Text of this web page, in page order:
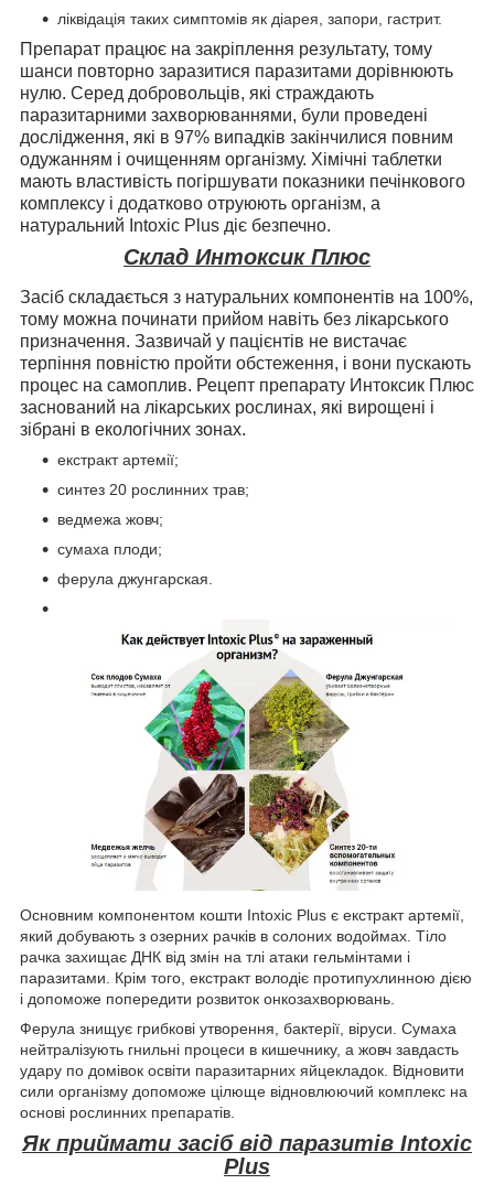
ліквідація таких симптомів як діарея, запори, гастрит.
Препарат працює на закріплення результату, тому
шанси повторно заразитися паразитами дорівнюють
нулю. Серед добровольців, які страждають
паразитарними захворюваннями, були проведені
дослідження, які в 97% випадків закінчилися повним
одужанням і очищенням організму. Хімічні таблетки
мають властивість погіршувати показники печінкового
комплексу і додатково отруюють організм, а
натуральний Intoxic Plus діє безпечно.
Склад Интоксик Плюс
Засіб складається з натуральних компонентів на 100%,
тому можна починати прийом навіть без лікарського
призначення. Зазвичай у пацієнтів не вистачає
терпіння повністю пройти обстеження, і вони пускають
процес на самоплив. Рецепт препарату Интоксик Плюс
заснований на лікарських рослинах, які вирощені і
зібрані в екологічних зонах.
екстракт артемії;
синтез 20 рослинних трав;
ведмежа жовч;
сумаха плоди;
ферула джунгарская.
Основним компонентом кошти Intoxic Plus є екстракт артемії,
який добувають з озерних рачків в солоних водоймах. Тіло
рачка захищає ДНК від змін на тлі атаки гельмінтами і
паразитами. Крім того, екстракт володіє протипухлинною дією
і допоможе попередити розвиток онкозахворювань.
Ферула знищує грибкові утворення, бактерії, віруси. Сумаха
нейтралізують гнильні процеси в кишечнику, а жовч завдасть
удару по домівок освіти паразитарних яйцекладок. Відновити
сили організму допоможе цілюще відновлюючий комплекс на
основі рослинних препаратів.
Як приймати засіб від паразитів Intoxic
Plus